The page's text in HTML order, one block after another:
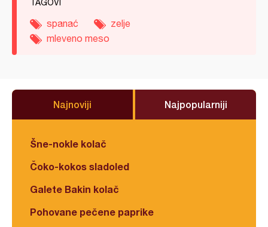
TAGOVI
spanać
zelje
mleveno meso
Najnoviji Najpopularniji
Šne-nokle kolač
Čoko-kokos sladoled
Galete Bakin kolač
Pohovane pečene paprike